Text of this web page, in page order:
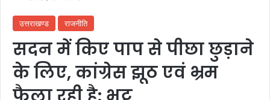
उत्तराखण्ड राजनीति
सदन में किए पाप से पीछा छुड़ाने
के लिए, कांग्रेस झूठ एवं भ्रम